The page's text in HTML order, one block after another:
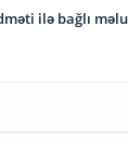
ilə bağlı